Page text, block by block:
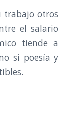
trabajo otros
el salario
tiende a
si poesía y